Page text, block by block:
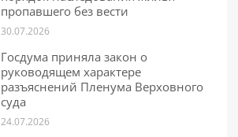
пропавшего без вести
30.07.2026
Госдума приняла закон о
руководящем характере
разъяснений Пленума Верховного
суда
24.07.2026